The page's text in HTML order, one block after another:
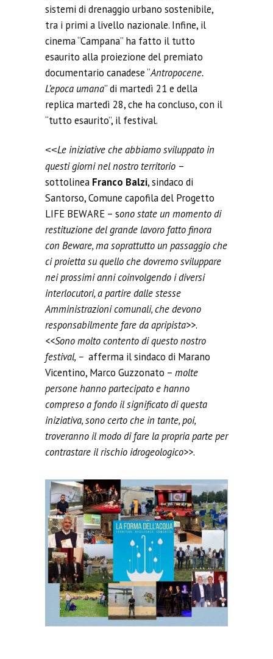
sistemi di drenaggio urbano sostenibile,
tra i primi a livello nazionale. Infine, il
cinema “Campana” ha fatto il tutto
esaurito alla proiezione del premiato
documentario canadese “Antropocene.
L’epoca umana” di martedì 21 e della
replica martedì 28, che ha concluso, con il
“tutto esaurito”, il festival.
<<Le iniziative che abbiamo sviluppato in
questi giorni nel nostro territorio –
sottolinea Franco Balzi, sindaco di
Santorso, Comune capofila del Progetto
LIFE BEWARE – sono state un momento di
restituzione del grande lavoro fatto finora
con Beware, ma soprattutto un passaggio che
ci proietta su quello che dovremo sviluppare
nei prossimi anni coinvolgendo i diversi
interlocutori, a partire dalle stesse
Amministrazioni comunali, che devono
responsabilmente fare da apripista>>.
<<Sono molto contento di questo nostro
festival, – afferma il sindaco di Marano
Vicentino, Marco Guzzonato – molte
persone hanno partecipato e hanno
compreso a fondo il significato di questa
iniziativa, sono certo che in tante, poi,
troveranno il modo di fare la propria parte per
contrastare il rischio idrogeologico>>.